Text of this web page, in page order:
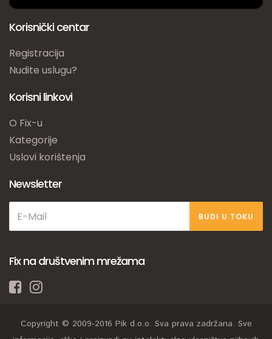
Korisnički centar
Registracija
Nudite uslugu?
Korisni linkovi
O Fix-u
Kategorije
Uslovi korištenja
Newsletter
BUDI U TOKU
Fix na društvenim mrežama
Copyright © 2009-2016 Pik d.o.o. Sva prava zadržana. Sve